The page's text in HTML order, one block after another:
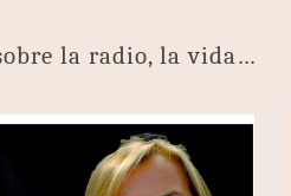
la radio, la vida…